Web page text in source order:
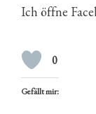
Ich öffne
0
Gefällt mir: